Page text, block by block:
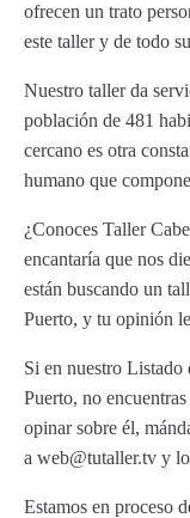
ofrecen un trato
este taller y de todo
Nuestro taller da
población de 481
cercano es otra
humano que compone
¿Conoces Taller
encantaría que nos
están buscando un
Puerto, y tu opinión
Si en nuestro Listado
Puerto, no
opinar sobre él,
a web@tutaller.tv y
Estamos en proceso